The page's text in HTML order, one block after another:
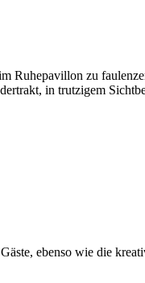
Ruhepavillon zu
in trutzigem
ebenso wie die